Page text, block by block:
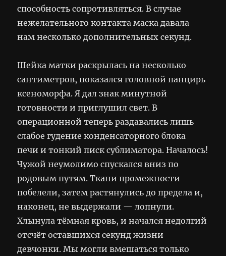
способность сопротивляться. В случае
нежелательного контакта маска давала
нам несколько дополнительных секунд.
Шейка матки раскрылась на несколько
сантиметров, показался головной панцирь
ксеноморфа. Я дал знак минутной
готовности и приглушил свет. В
операционной теперь раздавались лишь
слабое гудение конденсаторного блока
печи и тонкий писк сублиматора. Началось!
Чужой неумолимо спускался вниз по
родовым путям. Ткани промежности
побелели, затем растянулись до предела и,
наконец, не выдержали — лопнули.
Хлынула тёмная кровь, и начался недолгий
отсчёт оставшихся секунд жизни
девчонки. Мы могли вмешаться только